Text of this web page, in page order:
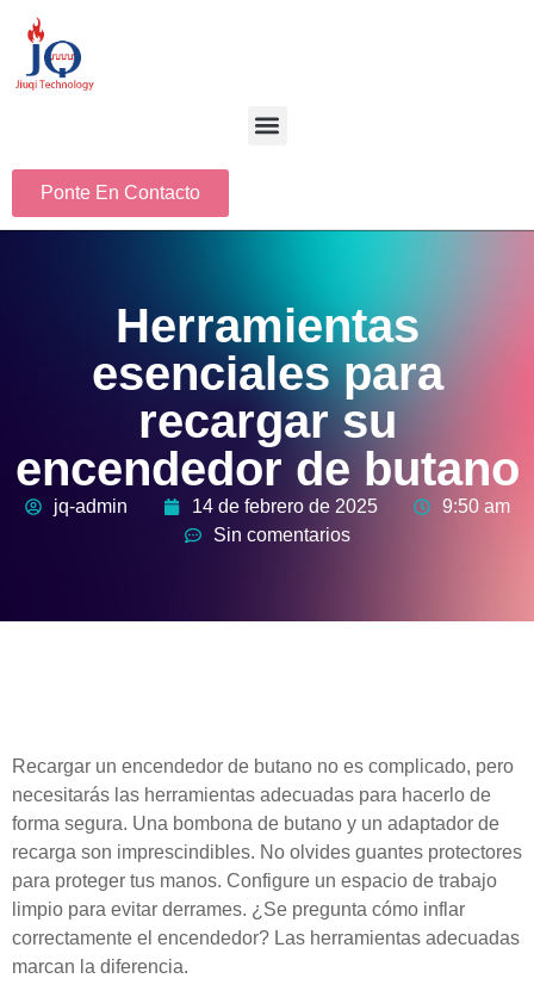
Ponte En Contacto
Herramientas
esenciales para
recargar su
encendedor de butano
jq-admin 14 de febrero de 2025
9:50 am
Sin comentarios
Recargar un encendedor de butano no es complicado, pero
necesitarás las herramientas adecuadas para hacerlo de
forma segura. Una bombona de butano y un adaptador de
recarga son imprescindibles. No olvides guantes protectores
para proteger tus manos. Configure un espacio de trabajo
limpio para evitar derrames. ¿Se pregunta cómo inflar
correctamente el encendedor? Las herramientas adecuadas
marcan la diferencia.